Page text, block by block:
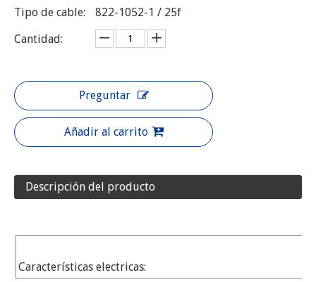
Tipo de cable:
822-1052-1 / 25f
Cantidad:
Preguntar
Añadir al carrito
Descripción del producto
Características electricas: